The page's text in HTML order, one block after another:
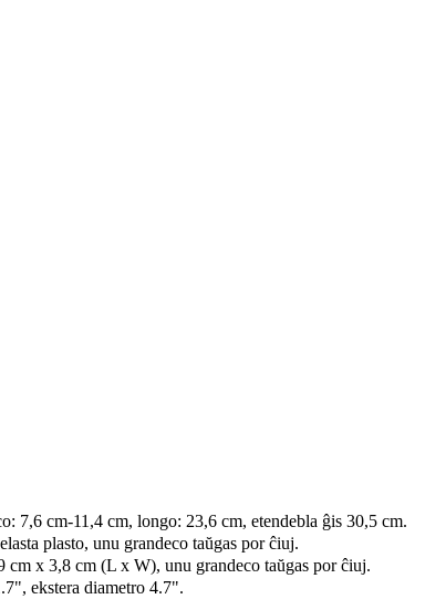
7,6 cm-11,4 cm, longo: 23,6 cm, etendebla ĝis 30,5 cm.
plasto, unu grandeco taŭgas por ĉiuj.
cm x 3,8 cm (L x W), unu grandeco taŭgas por ĉiuj.
ekstera diametro 4.7".